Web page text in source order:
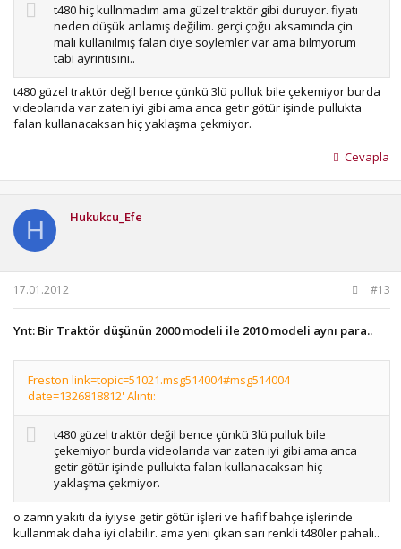
t480 hiç kullnmadım ama güzel traktör gibi duruyor. fiyatı
neden düşük anlamış değilim. gerçi çoğu aksamında çin
malı kullanılmış falan diye söylemler var ama bilmyorum
tabi ayrıntısını..
t480 güzel traktör değil bence çünkü 3lü pulluk bile çekemiyor burda
videolarıda var zaten iyi gibi ama anca getir götür işinde pullukta
falan kullanacaksan hiç yaklaşma çekmiyor.
Cevapla
H Hukukcu_Efe
17.01.2012 #13
Ynt: Bir Traktör düşünün 2000 modeli ile 2010 modeli aynı para..
Freston link=topic=51021.msg514004#msg514004
date=1326818812' Alıntı:
t480 güzel traktör değil bence çünkü 3lü pulluk bile
çekemiyor burda videolarıda var zaten iyi gibi ama anca
getir götür işinde pullukta falan kullanacaksan hiç
yaklaşma çekmiyor.
o zamn yakıtı da iyiyse getir götür işleri ve hafif bahçe işlerinde
kullanmak daha iyi olabilir. ama yeni çıkan sarı renkli t480ler pahalı..